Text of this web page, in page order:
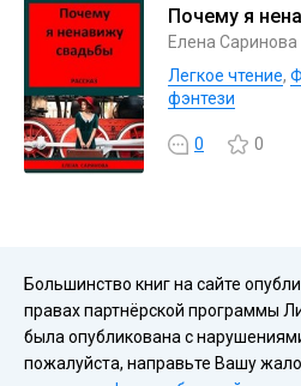
Почему я
Елена Саринова
Легкое чтение,
фэнтези
0 0
Большинство книг на сайте
правах партнёрской программы
была опубликована с
пожалуйста, направьте Вашу